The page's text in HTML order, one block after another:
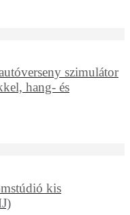
szimulátor
hang- és
kis